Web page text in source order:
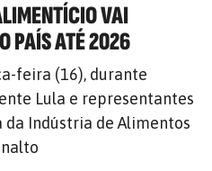
VAI
PAÍS ATÉ 2026
feira (16), durante
Lula e representantes
da Indústria de Alimentos